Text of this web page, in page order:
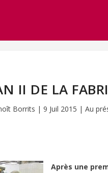
II DE LA
Borrits | 9 Juil 2015 | Au
Après une